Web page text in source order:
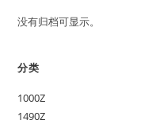
没有归档可显示。
分类
1000Z
1490Z